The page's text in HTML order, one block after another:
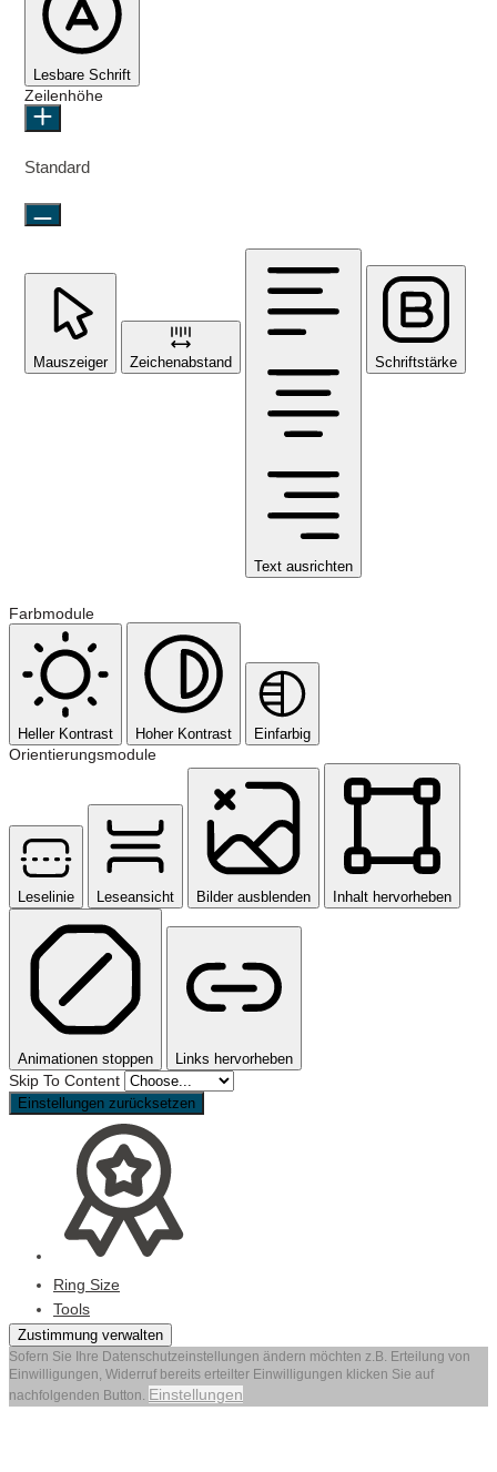
Lesbare Schrift
Zeilenhöhe
Standard
Mauszeiger Zeichenabstand
Text ausrichten
Schriftstärke
Farbmodule
Heller Kontrast Hoher Kontrast Einfarbig
Orientierungsmodule
Leselinie Leseansicht Bilder ausblenden Inhalt hervorheben
Animationen stoppen Links hervorheben
Skip To Content
Einstellungen zurücksetzen
Ring Size
Tools
Zustimmung verwalten
Sofern Sie Ihre Datenschutzeinstellungen ändern möchten z.B. Erteilung von
Einwilligungen, Widerruf bereits erteilter Einwilligungen klicken Sie auf
nachfolgenden Button. Einstellungen